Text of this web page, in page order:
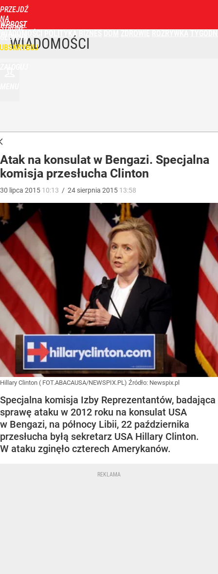
PRZEJDŹ
NA
STRONĘ
GŁÓWNĄ
WPROST
POLITYKA
WIADOMOŚCI
Atak na konsulat w Bengazi. Specjalna
komisja przesłucha Clinton
30 lipca 2015 10:13 / 24 sierpnia 2015 13:58
Hillary Clinton ( FOT.ABACAUSA/NEWSPIX.PL) Źródło: Newspix.pl
Specjalna komisja Izby Reprezentantów, badająca
sprawę ataku w 2012 roku na konsulat USA
w Bengazi, na północy Libii, 22 października
przesłucha byłą sekretarz USA Hillary Clinton.
W ataku zginęło czterech Amerykanów.